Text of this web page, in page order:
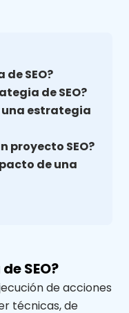
SEO?
de SEO?
una estrategia
proyecto SEO?
de una
SEO?
de acciones
técnicas, de